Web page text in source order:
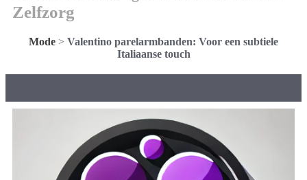
Zelfzorg
Mode > Valentino parelarmbanden: Voor een subtiele
Italiaanse touch